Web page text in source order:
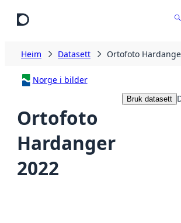
Heim Datasett Ortofoto
Norge i bilder
Ortofoto
Hardanger
2022
Bruk datasett